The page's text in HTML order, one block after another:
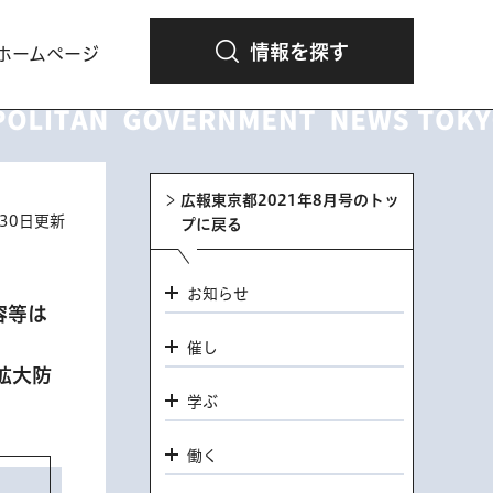
ームページ 情報を探す
日更新
等は
大防
広報東京都2021年8月号のトッ
プに戻る
お知らせ
催し
学ぶ
働く